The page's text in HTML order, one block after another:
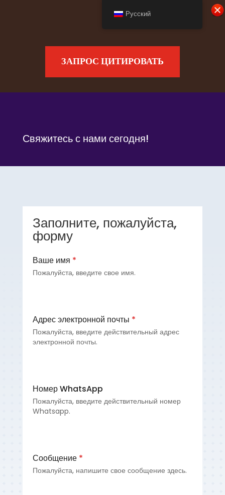
ЗАПРОС ЦИТИРОВАТЬ
Свяжитесь с нами сегодня!
Заполните, пожалуйста,
форму
Ваше имя *
Пожалуйста, введите свое имя.
Адрес электронной почты *
Пожалуйста, введите действительный адрес
электронной почты.
Номер WhatsApp
Пожалуйста, введите действительный номер
Whatsapp.
Сообщение *
Пожалуйста, напишите свое сообщение здесь.
Русский